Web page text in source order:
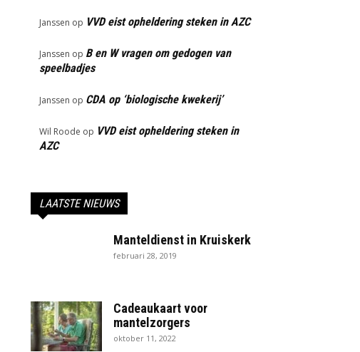
Janssen op VVD eist opheldering steken in AZC
Janssen op B en W vragen om gedogen van
speelbadjes
Janssen op CDA op ‘biologische kwekerij’
Wil Roode op VVD eist opheldering steken in
AZC
LAATSTE NIEUWS
Manteldienst in Kruiskerk
februari 28, 2019
Cadeaukaart voor
mantelzorgers
oktober 11, 2022